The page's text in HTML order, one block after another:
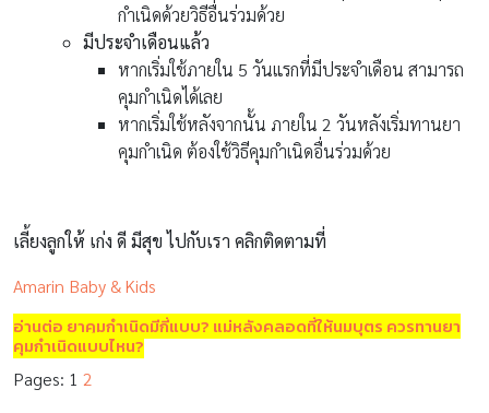
กำเนิดด้วยวิธีอื่นร่วมด้วย
มีประจำเดือนแล้ว
หากเริ่มใช้ภายใน 5 วันแรกที่มีประจำเดือน สามารถ
คุมกำเนิดได้เลย
หากเริ่มใช้หลังจากนั้น ภายใน 2 วันหลังเริ่มทานยา
คุมกำเนิด ต้องใช้วิธีคุมกำเนิดอื่นร่วมด้วย
เลี้ยงลูกให้ เก่ง ดี มีสุข ไปกับเรา คลิกติดตามที่
Amarin Baby & Kids
อ่านต่อ ยาคุมกำเนิดมีกี่แบบ? แม่หลังคลอดที่ให้นมบุตร ควรทานยา
คุมกำเนิดแบบไหน?
Pages: 1 2